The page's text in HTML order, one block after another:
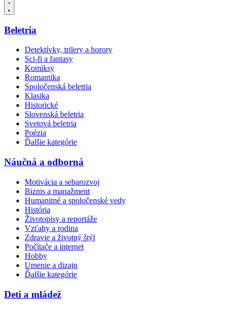
Beletria
Detektívky, trilery a horory
Sci-fi a fantasy
Komiksy
Romantika
Spoločenská beletria
Klasika
Historické
Slovenská beletria
Svetová beletria
Poézia
Ďalšie kategórie
Náučná a odborná
Motivácia a sebarozvoj
Biznis a manažment
Humanitné a spoločenské vedy
História
Životopisy a reportáže
Vzťahy a rodina
Zdravie a životný štýl
Počítače a internet
Hobby
Umenie a dizajn
Ďalšie kategórie
Deti a mládež